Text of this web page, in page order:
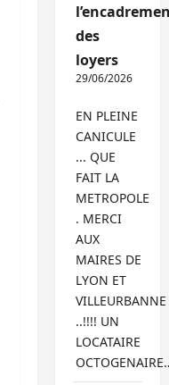
des
loyers
29/06/2026
EN PLEINE
CANICULE
... QUE
FAIT LA
METROPOLE
. MERCI
AUX
MAIRES DE
LYON ET
VILLEURBANNE
..!!!! UN
LOCATAIRE